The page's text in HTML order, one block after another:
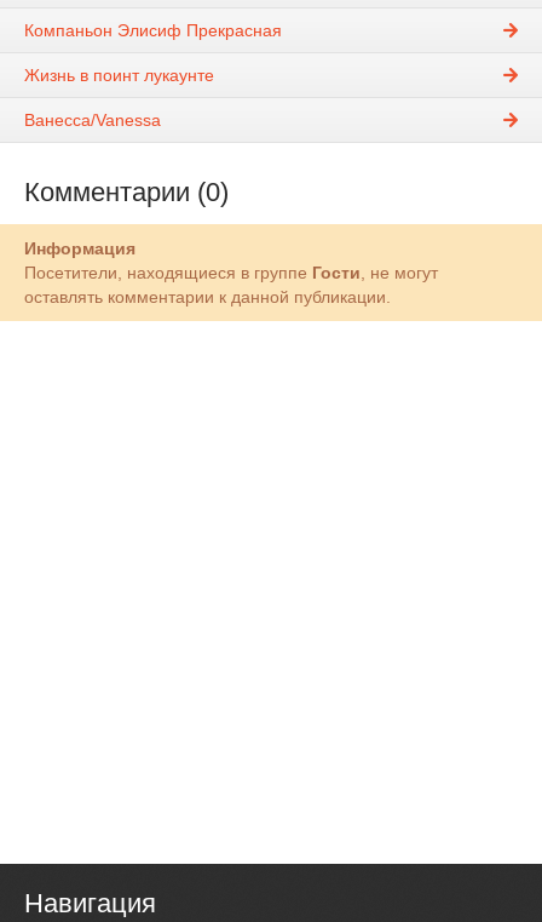
Компаньон Элисиф Прекрасная
Жизнь в поинт лукаунте
Ванесса/Vanessa
Комментарии (0)
Информация
Посетители, находящиеся в группе Гости , не могут
оставлять комментарии к данной публикации.
Навигация